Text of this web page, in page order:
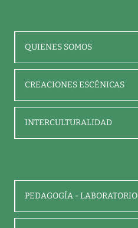
QUIENES SOMOS
CREACIONES ESCÉNICAS
INTERCULTURALIDAD
PEDAGOGÍA - LABORATORIO